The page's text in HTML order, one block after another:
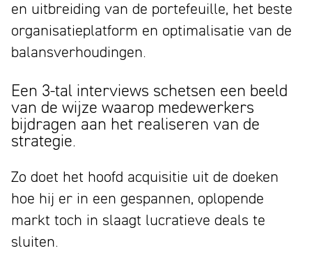
en uitbreiding van de portefeuille, het beste
organisatieplatform en optimalisatie van de
balansverhoudingen.
Een 3-tal interviews schetsen een beeld
van de wijze waarop medewerkers
bijdragen aan het realiseren van de
strategie.
Zo doet het hoofd acquisitie uit de doeken
hoe hij er in een gespannen, oplopende
markt toch in slaagt lucratieve deals te
sluiten.